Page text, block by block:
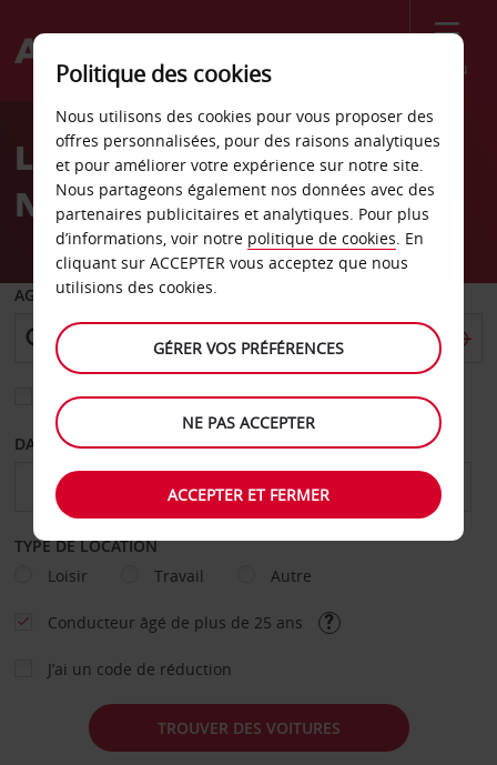
Menu
Welcome
AvisLocation de voiture
National City
AGENCE DE DÉPART
Sélectionnez une autre agence de retour
DATE DE DÉPART DATE DE RETOUR
TYPE DE LOCATION
Loisir
Travail Autre
Conducteur âgé de plus de 25 ans
J’ai un code de réduction
TROUVER DES VOITURES
Politique des cookies
Nous utilisons des cookies pour vous proposer des
offres personnalisées, pour des raisons analytiques
et pour améliorer votre expérience sur notre site.
Nous partageons également nos données avec des
partenaires publicitaires et analytiques. Pour plus
d’informations, voir notre politique de cookies. En
cliquant sur ACCEPTER vous acceptez que nous
utilisions des cookies.
GÉRER VOS PRÉFÉRENCES
NE PAS ACCEPTER
ACCEPTER ET FERMER